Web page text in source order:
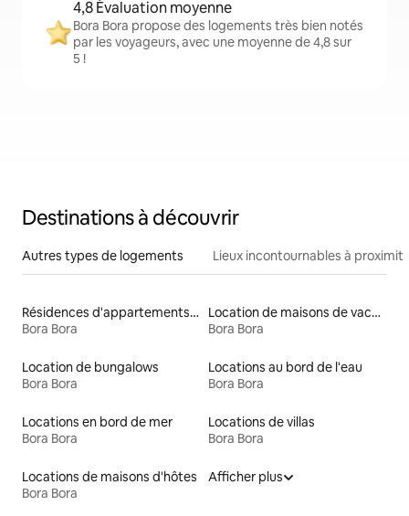
4,8 Évaluation moyenne
Bora Bora propose des logements très bien notés
par les voyageurs, avec une moyenne de 4,8 sur
5 !
Destinations à découvrir
Autres types de logements Lieux incontournables à
Résidences d'appartements en location
Bora Bora
Location de maisons de vacances
Bora Bora
Location de bungalows
Bora Bora
Locations au bord de l'eau
Bora Bora
Locations en bord de mer
Bora Bora
Locations de villas
Bora Bora
Locations de maisons d'hôtes
Bora Bora
Afficher plus